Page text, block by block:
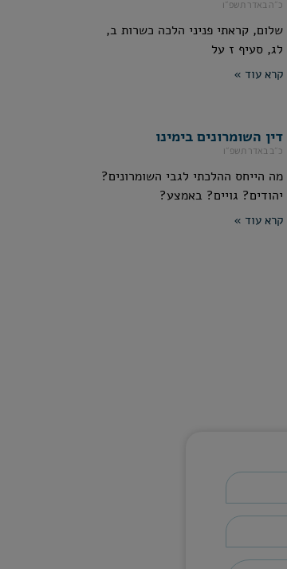
כ״ה באדר תשפ״ו
שלום, קראתי פניני הלכה כשרות ב,
לג, סעיף ז על
קרא עוד »
דין השומרונים בימינו
כ״ב באדר תשפ״ו
מה הייחס ההלכתי לגבי השומרונים?
יהודים? גויים? באמצע?
קרא עוד »